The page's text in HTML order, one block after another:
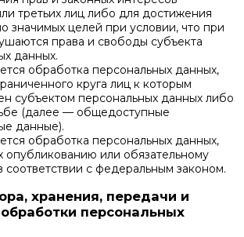
третьих лиц либо для достижения
значимых целей при условии, что при
права и свободы субъекта
данных.
обработка персональных данных,
круга лиц к которым
субъектом персональных данных либо
(далее — общедоступные
данные).
обработка персональных данных,
или обязательному
соответствии с федеральным законом.
хранения, передачи и
персональных